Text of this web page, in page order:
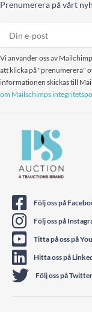
Prenumerera på vårt
Vi använder oss av
att klicka på "prenumerera"
informationen skickas till
om Mailschimps
Följ oss på
Följ oss på
Titta på oss på
Hitta oss på
Följ oss på Twitter